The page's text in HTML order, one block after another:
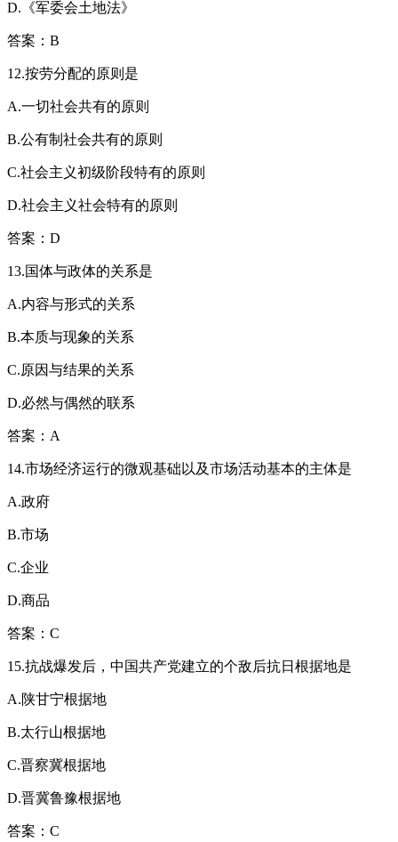
D.《军委会土地法》
答案：B
12.按劳分配的原则是
A.一切社会共有的原则
B.公有制社会共有的原则
C.社会主义初级阶段特有的原则
D.社会主义社会特有的原则
答案：D
13.国体与政体的关系是
A.内容与形式的关系
B.本质与现象的关系
C.原因与结果的关系
D.必然与偶然的联系
答案：A
14.市场经济运行的微观基础以及市场活动基本的主体是
A.政府
B.市场
C.企业
D.商品
答案：C
15.抗战爆发后，中国共产党建立的个敌后抗日根据地是
A.陕甘宁根据地
B.太行山根据地
C.晋察冀根据地
D.晋冀鲁豫根据地
答案：C